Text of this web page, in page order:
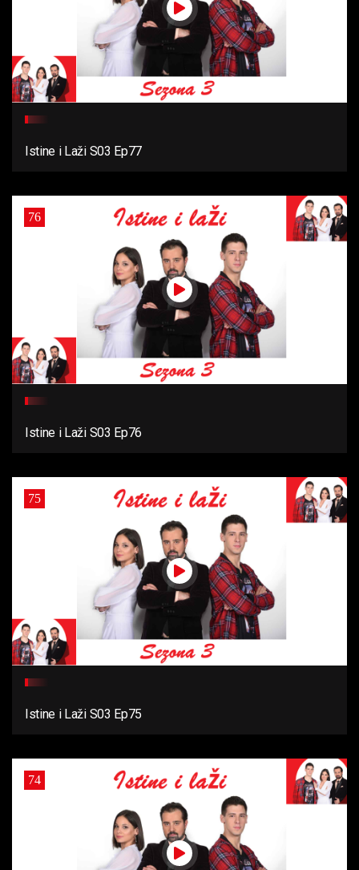
Istine i Laži S03 Ep77
76
Istine i Laži S03 Ep76
75
Istine i Laži S03 Ep75
74